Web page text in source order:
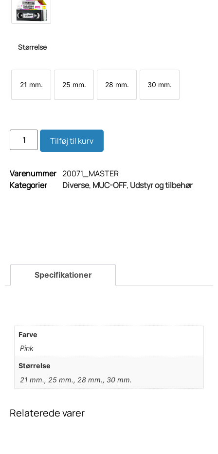
Størrelse
21 mm. 25 mm. 28 mm. 30 mm.
Tilføj til kurv
Varenummer 20071_MASTER
Kategorier
Diverse, MUC-OFF, Udstyr og tilbehør
Farve
Pink
Størrelse
21 mm., 25 mm., 28 mm., 30 mm.
Relaterede varer